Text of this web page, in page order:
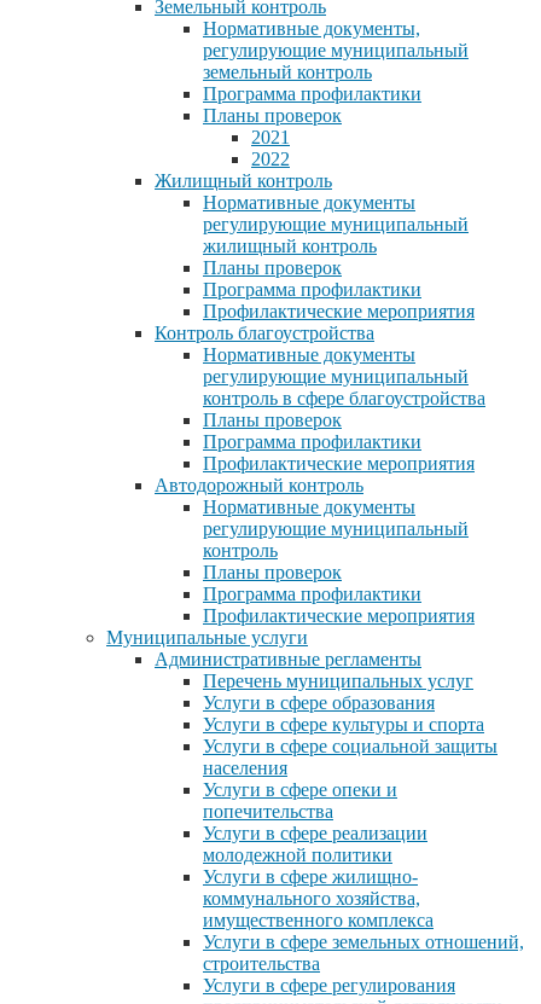
Земельный контроль
Нормативные документы,
регулирующие муниципальный
земельный контроль
Программа профилактики
Планы проверок
2021
2022
Жилищный контроль
Нормативные документы
регулирующие муниципальный
жилищный контроль
Планы проверок
Программа профилактики
Профилактические мероприятия
Контроль благоустройства
Нормативные документы
регулирующие муниципальный
контроль в сфере благоустройства
Планы проверок
Программа профилактики
Профилактические мероприятия
Автодорожный контроль
Нормативные документы
регулирующие муниципальный
контроль
Планы проверок
Программа профилактики
Профилактические мероприятия
Муниципальные услуги
Административные регламенты
Перечень муниципальных услуг
Услуги в сфере образования
Услуги в сфере культуры и спорта
Услуги в сфере социальной защиты
населения
Услуги в сфере опеки и
попечительства
Услуги в сфере реализации
молодежной политики
Услуги в сфере жилищно-
коммунального хозяйства,
имущественного комплекса
Услуги в сфере земельных отношений,
строительства
Услуги в сфере регулирования